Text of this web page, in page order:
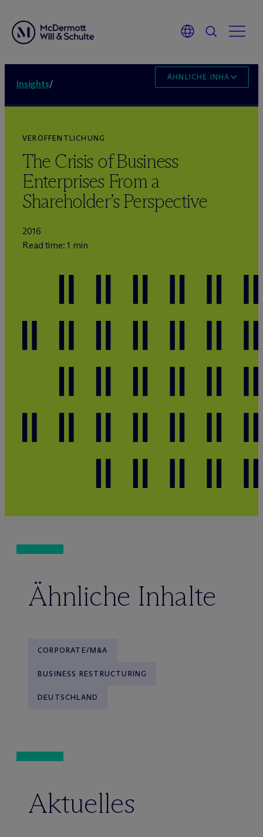
Insights/
ÄHNLICHE INHALTE
VERÖFFENTLICHUNG
The Crisis of Business
Enterprises From a
Shareholder’s Perspective
2016
Read time: 1 min
Ähnliche Inhalte
CORPORATE/M&A
BUSINESS RESTRUCTURING
DEUTSCHLAND
Aktuelles